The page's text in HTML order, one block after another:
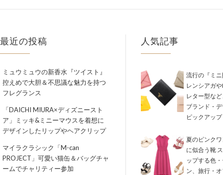
最近の投稿
ミュウミュウの新香水『ツイスト』
控えめで大胆＆不思議な魅力を持つ
フレグランス
「DAICHI MIURA×ディズニースト
ア」ミッキ&ミニーマウスを着想に
デザインしたリップやヘアクリップ
マイラクラシック「M-can
PROJECT」可愛い猫缶＆バッグチャ
ームでチャリティー参加
人気記事
流行の『ミ
レンシアガ
レター型な
ブランド・
ピックアップ
夏のピンク
に似合う靴
ップする色
ン、旅行・